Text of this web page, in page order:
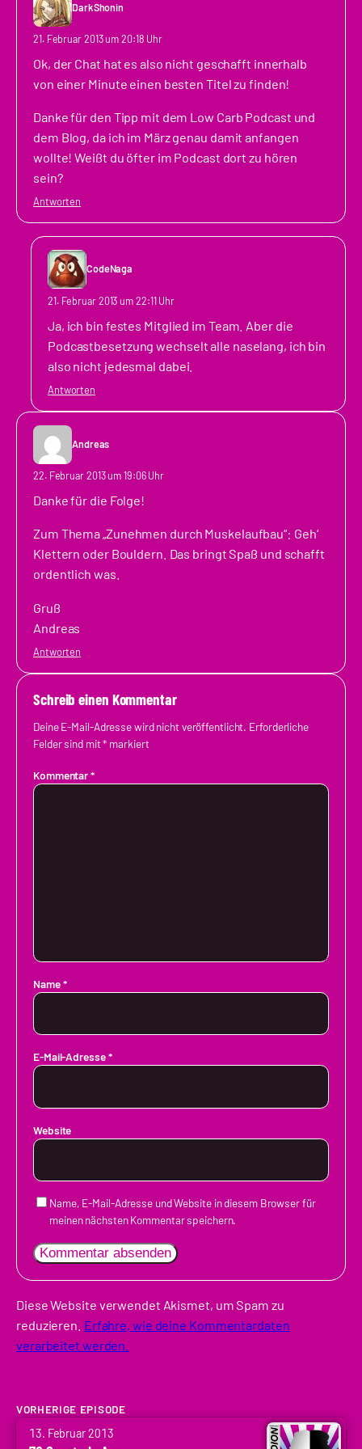
DarkShonin
21. Februar 2013 um 20:18 Uhr
Ok, der Chat hat es also nicht geschafft innerhalb
von einer Minute einen besten Titel zu finden!
Danke für den Tipp mit dem Low Carb Podcast und
dem Blog, da ich im März genau damit anfangen
wollte! Weißt du öfter im Podcast dort zu hören
sein?
Antworten
CodeNaga
21. Februar 2013 um 22:11 Uhr
Ja, ich bin festes Mitglied im Team. Aber die
Podcastbesetzung wechselt alle naselang, ich bin
also nicht jedesmal dabei.
Antworten
Andreas
22. Februar 2013 um 19:06 Uhr
Danke für die Folge!
Zum Thema „Zunehmen durch Muskelaufbau“: Geh‘
Klettern oder Bouldern. Das bringt Spaß und schafft
ordentlich was.
Gruß
Andreas
Antworten
Schreib einen Kommentar
Deine E-Mail-Adresse wird nicht veröffentlicht. Erforderliche
Felder sind mit* markiert
Kommentar*
Name*
E-Mail-Adresse*
Website
Name, E-Mail-Adresse und Website in diesem Browser für
meinen nächsten Kommentar speichern.
Diese Website verwendet Akismet, um Spam zu
reduzieren. Erfahre, wie deine Kommentardaten
verarbeitet werden.
VORHERIGE EPISODE
13. Februar 2013
von